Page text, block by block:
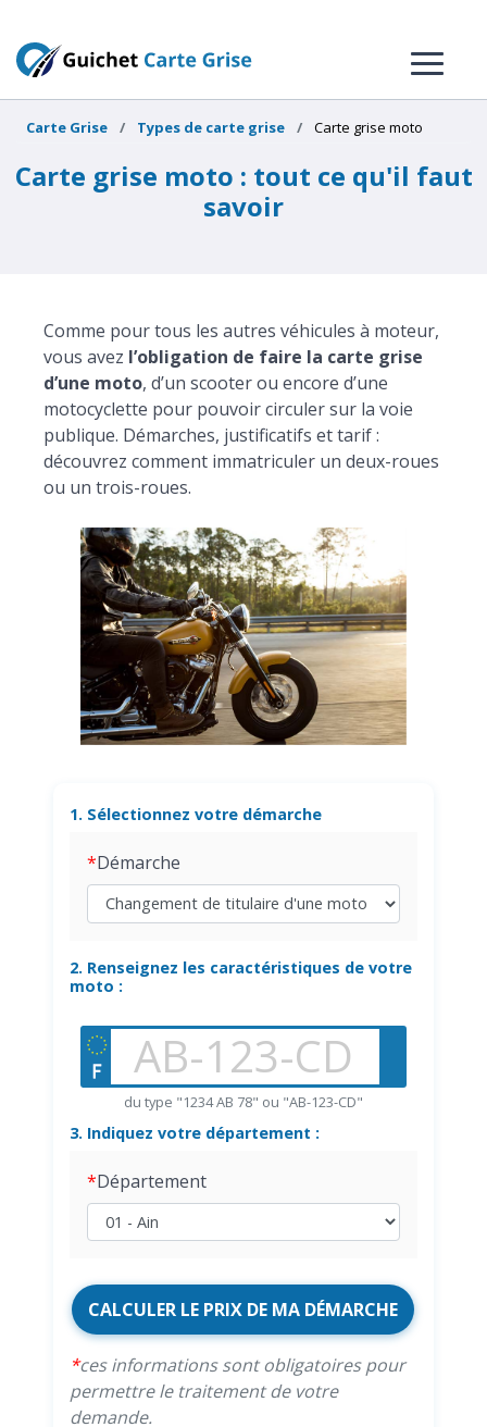
Carte Grise Types de carte grise Carte grise moto
Carte grise moto : tout ce qu'il faut
savoir
Comme pour tous les autres véhicules à moteur,
vous avez l’obligation de faire la carte grise
d’une moto, d’un scooter ou encore d’une
motocyclette pour pouvoir circuler sur la voie
publique. Démarches, justificatifs et tarif :
découvrez comment immatriculer un deux-roues
ou un trois-roues.
1. Sélectionnez votre démarche
Démarche
2. Renseignez les caractéristiques de votre
moto :
du type "1234 AB 78" ou "AB-123-CD"
3. Indiquez votre département :
Département
CALCULER LE PRIX DE MA DÉMARCHE
ces informations sont obligatoires pour
permettre le traitement de votre
demande.